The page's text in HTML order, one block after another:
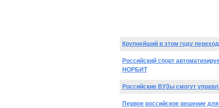
Крупнейший в этом году
Российский спорт
НОРБИТ
Российские ВУЗы смогут
Первое российское решение